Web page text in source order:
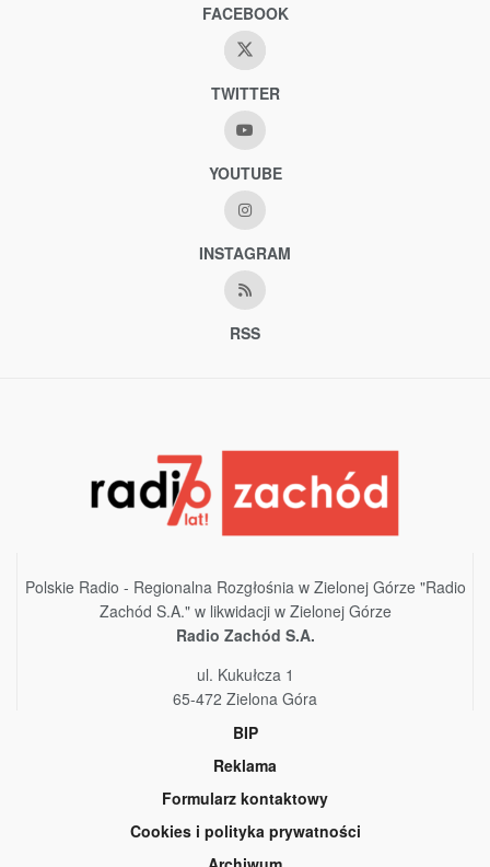
FACEBOOK
TWITTER
YOUTUBE
INSTAGRAM
RSS
Polskie Radio - Regionalna Rozgłośnia w Zielonej Górze "Radio
Zachód S.A." w likwidacji w Zielonej Górze
Radio Zachód S.A.
ul. Kukułcza 1
65-472 Zielona Góra
BIP
Reklama
Formularz kontaktowy
Cookies i polityka prywatności